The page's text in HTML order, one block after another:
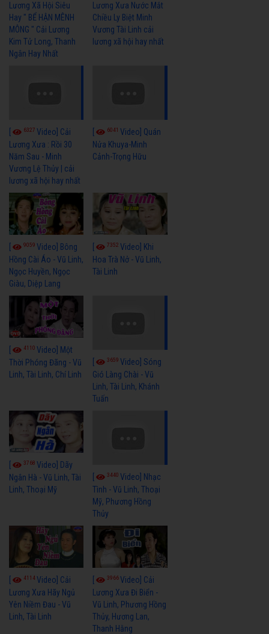
Lương Xã Hội Siêu
Hay " BỂ HẬN MÊNH
MÔNG " Cải Lương
Kim Tử Long, Thanh
Ngân Hay Nhất
Lương Xưa Nước Mắt
Chiều Ly Biệt Minh
Vương Tài Linh cải
lương xã hội hay nhất
6327 Video] Cải
Lương Xưa : Rồi 30
Năm Sau - Minh
Vương Lệ Thủy | cải
lương xã hội hay nhất
6041Video] Quán
Nửa Khuya-Minh
Cảnh-Trọng Hữu
9059 Video] Bông
Hồng Cài Áo - Vũ Linh,
Ngọc Huyền, Ngọc
Giàu, Diệp Lang
7352Video] Khi
Hoa Trà Nở - Vũ Linh,
Tài Linh
4110 Video] Một
Thời Phóng Đãng - Vũ
Linh, Tài Linh, Chí Linh
3659Video] Sóng
Gió Làng Chài - Vũ
Linh, Tài Linh, Khánh
Tuấn
3768 Video] Dãy
Ngân Hà - Vũ Linh, Tài
Linh, Thoại Mỹ
3440Video] Nhạc
Tình - Vũ Linh, Thoại
Mỹ, Phương Hồng
Thủy
4114Video] Cải
Lương Xưa Hãy Ngủ
Yên Niềm Đau - Vũ
Linh, Tài Linh
3966Video] Cải
Lương Xưa Đi Biển -
Vũ Linh, Phương Hồng
Thủy, Hương Lan,
Thanh Hằng